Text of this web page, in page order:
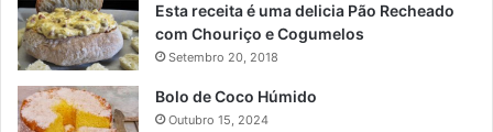
Esta receita é uma delicia Pão Recheado
com Chouriço e Cogumelos
Setembro 20, 2018
Bolo de Coco Húmido
Outubro 15, 2024